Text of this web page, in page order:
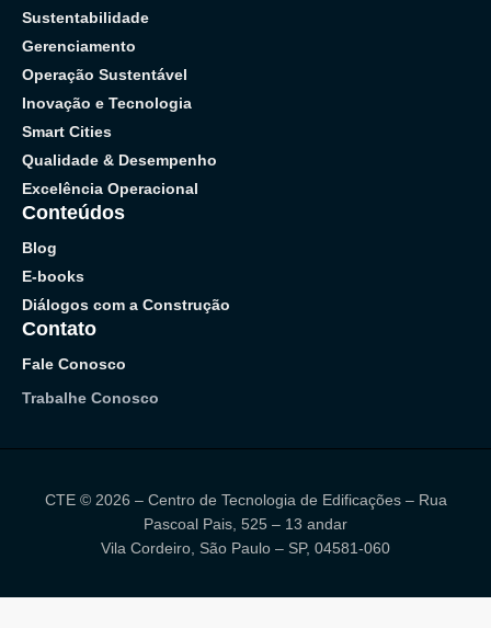
Sustentabilidade
Gerenciamento
Operação Sustentável
Inovação e Tecnologia
Smart Cities
Qualidade & Desempenho
Excelência Operacional
Conteúdos
Blog
E-books
Diálogos com a Construção
Contato
Fale Conosco
Trabalhe Conosco
CTE © 2026 – Centro de Tecnologia de Edificações – Rua
Pascoal Pais, 525 – 13 andar
Vila Cordeiro, São Paulo – SP, 04581-060